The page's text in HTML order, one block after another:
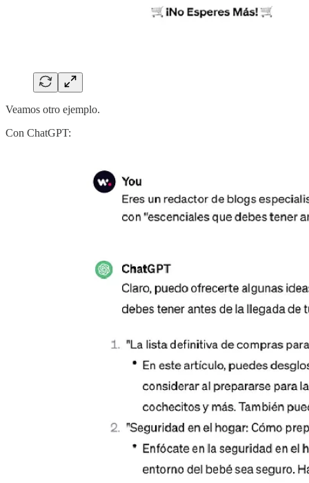
Veamos otro ejemplo.
Con ChatGPT: